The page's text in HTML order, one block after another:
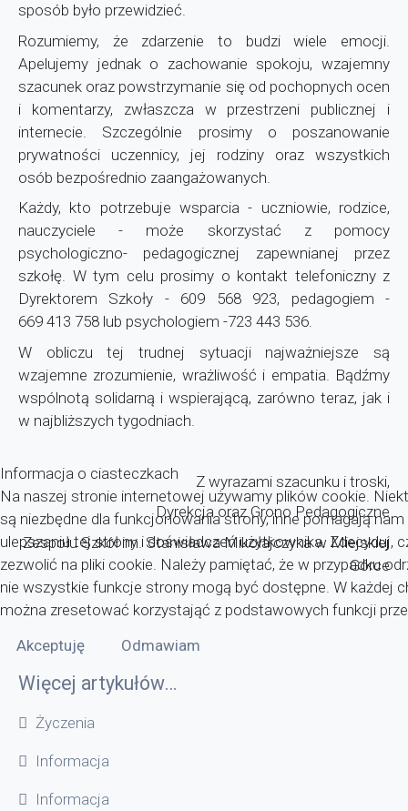
sposób było przewidzieć.
Rozumiemy, że zdarzenie to budzi wiele emocji.
Apelujemy jednak o zachowanie spokoju, wzajemny
szacunek oraz powstrzymanie się od pochopnych ocen
i komentarzy, zwłaszcza w przestrzeni publicznej i
internecie. Szczególnie prosimy o poszanowanie
prywatności uczennicy, jej rodziny oraz wszystkich
osób bezpośrednio zaangażowanych.
Każdy, kto potrzebuje wsparcia - uczniowie, rodzice,
nauczyciele - może skorzystać z pomocy
psychologiczno- pedagogicznej zapewnianej przez
szkołę. W tym celu prosimy o kontakt telefoniczny z
Dyrektorem Szkoły - 609 568 923, pedagogiem -
669 413 758 lub psychologiem -723 443 536.
W obliczu tej trudnej sytuacji najważniejsze są
wzajemne zrozumienie, wrażliwość i empatia. Bądźmy
wspólnotą solidarną i wspierającą, zarówno teraz, jak i
w najbliższych tygodniach.
Z wyrazami szacunku i troski,
Dyrekcja oraz Grono Pedagogiczne
Zespołu Szkół im. Stanisława Mikołajczyka w Miejskiej
Górce
Więcej artykułów…
Życzenia
Informacja
Informacja
Informacja o ciasteczkach
Na naszej stronie internetowej używamy plików cookie.
są niezbędne dla funkcjonowania strony, inne pomagają nam
ulepszaniu tej strony i doświadczeń użytkownika. Zdecyduj,
zezwolić na pliki cookie. Należy pamiętać, że w przypadku
nie wszystkie funkcje strony mogą być dostępne. W każdej
można zresetować korzystająć z podstawowych funkcji
Akceptuję
Odmawiam